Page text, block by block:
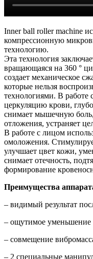
Inner ball roller machine
компрессионную
технологию.
Эта технология
вращающаяся на 360 °
создает механическое
которые нельзя
технологиями. В работе
церкуляцию крови,
снимает мышечную
отложения, устраняет
В работе с лицом
омоложения.
улучшает цвет кожи,
снимает отечность,
формирование
Преимущества
– видимый результат
– ощутимое уменьшение
– совмещение
– 2 специальные